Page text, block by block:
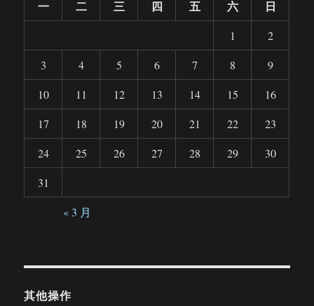
一 二 三 四 五 六 日
1
2
3
4 5 6 7 8
9
10
11 12 13 14 15
16
17
18 19 20 21 22
23
24
25 26 27 28 29
30
31
« 3 月
其他操作